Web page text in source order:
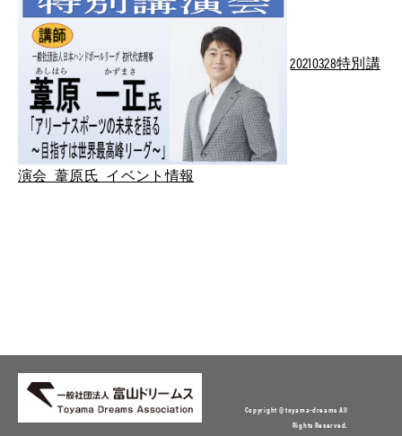
20210328特別講
演会_葦原氏_イベント情報
Copyright © toyama-dreams All
Rights Reserved.